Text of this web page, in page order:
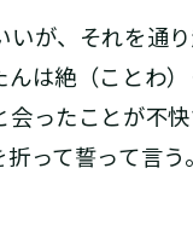
いが、それを通
は絶（ことわ）
会ったことが不
って誓って言う。